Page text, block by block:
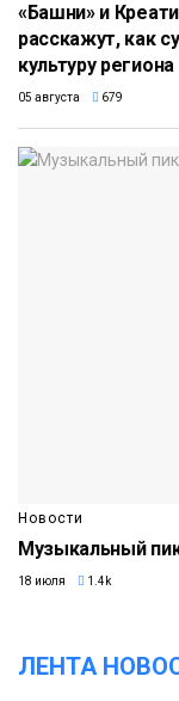
«Башни» и
расскажут, как
культуру региона
05 августа 679
Новости
Музыкальный
18 июля 1.4k
ЛЕНТА